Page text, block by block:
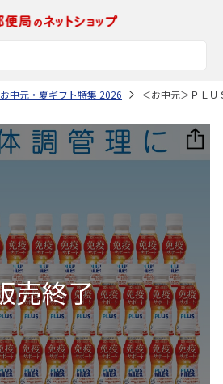
お中元・夏ギフト特集 2026 ＜お中元＞ＰＬ